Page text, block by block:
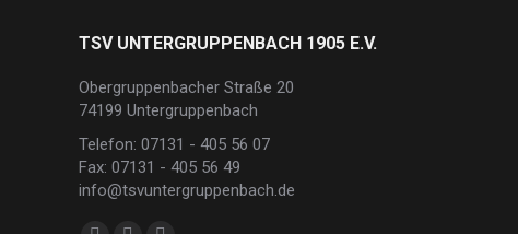
TSV UNTERGRUPPENBACH 1905 E.V.
Obergruppenbacher Straße 20
74199 Untergruppenbach
Telefon: 07131 - 405 56 07
Fax: 07131 - 405 56 49
info@tsvuntergruppenbach.de
Finden Sie uns auf: